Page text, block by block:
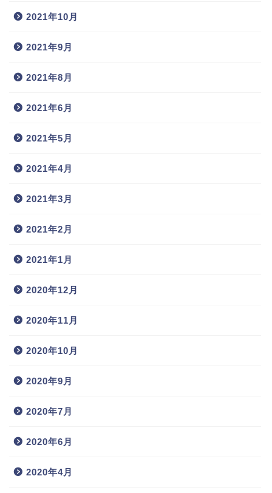
2021年10月
2021年9月
2021年8月
2021年6月
2021年5月
2021年4月
2021年3月
2021年2月
2021年1月
2020年12月
2020年11月
2020年10月
2020年9月
2020年7月
2020年6月
2020年4月